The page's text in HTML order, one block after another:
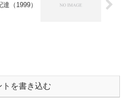
（1999）
トを書き込む